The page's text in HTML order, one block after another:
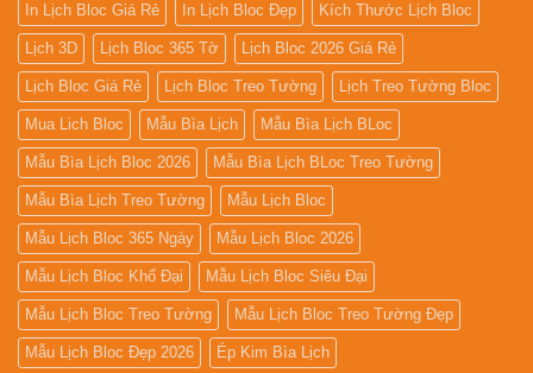
In Lịch Bloc Giá Rẻ In Lịch Bloc Đẹp Kích Thước Lịch Bloc
Lịch 3D Lịch Bloc 365 Tờ Lịch Bloc 2026 Giá Rẻ
Lịch Bloc Giá Rẻ Lịch Bloc Treo Tường Lịch Treo Tường Bloc
Mua Lich Bloc Mẫu Bìa Lịch Mẫu Bìa Lịch BLoc
Mẫu Bìa Lịch Bloc 2026 Mẫu Bìa Lịch BLoc Treo Tường
Mẫu Bìa Lịch Treo Tường Mẫu Lịch Bloc
Mẫu Lịch Bloc 365 Ngày Mẫu Lịch Bloc 2026
Mẫu Lịch Bloc Khổ Đại Mẫu Lịch Bloc Siêu Đại
Mẫu Lịch Bloc Treo Tường Mẫu Lịch Bloc Treo Tường Đẹp
Mẫu Lịch Bloc Đẹp 2026 Ép Kim Bìa Lịch